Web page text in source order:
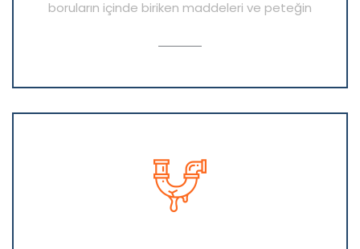
boruların içinde biriken maddeleri ve peteğin